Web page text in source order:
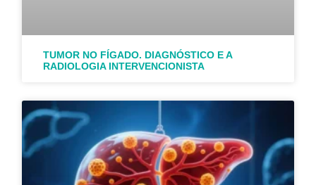
TUMOR NO FÍGADO. DIAGNÓSTICO E A
RADIOLOGIA INTERVENCIONISTA